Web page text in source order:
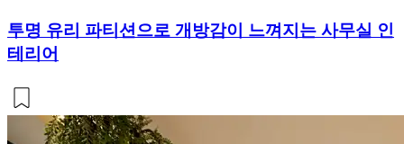
투명 유리 파티션으로 개방감이 느껴지는 사무실 인
테리어